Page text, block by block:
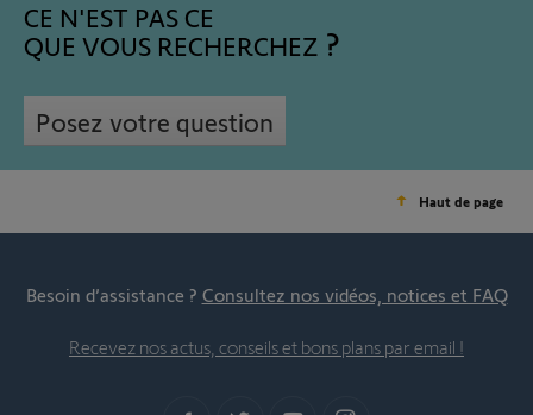
CE N'EST PAS CE
QUE VOUS RECHERCHEZ
Posez votre question
Haut de page
Besoin d’assistance ? Consultez nos vidéos, notices et FAQ
Recevez nos actus, conseils et bons plans par email !